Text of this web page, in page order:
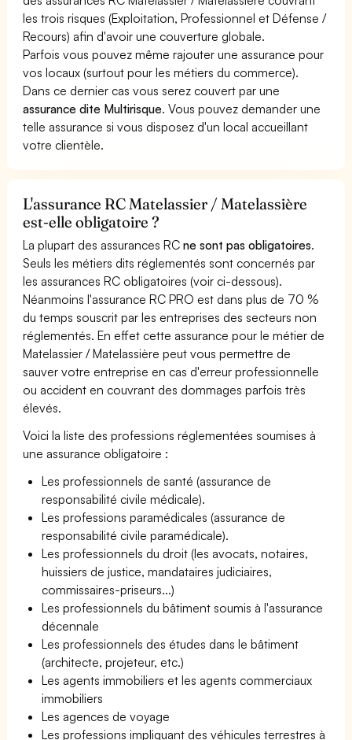
les trois risques (Exploitation, Professionnel et Défense /
Recours) afin d'avoir une couverture globale.
Parfois vous pouvez même rajouter une assurance pour
vos locaux (surtout pour les métiers du commerce).
Dans ce dernier cas vous serez couvert par une
assurance dite Multirisque. Vous pouvez demander une
telle assurance si vous disposez d'un local accueillant
votre clientèle.
L'assurance RC Matelassier / Matelassière
est-elle obligatoire ?
La plupart des assurances RCne sont pas obligatoires.
Seuls les métiers dits réglementés sont concernés par
les assurances RC obligatoires (voir ci-dessous).
Néanmoins l'assurance RC PRO est dans plus de 70 %
du temps souscrit par les entreprises des secteurs non
réglementés. En effet cette assurance pour le métier de
Matelassier / Matelassière peut vous permettre de
sauver votre entreprise en cas d'erreur professionnelle
ou accident en couvrant des dommages parfois très
élevés.
Voici la liste des professions réglementées soumises à
une assurance obligatoire :
Les professionnels de santé (assurance de
responsabilité civile médicale).
Les professions paramédicales (assurance de
responsabilité civile paramédicale).
Les professionnels du droit (les avocats, notaires,
huissiers de justice, mandataires judiciaires,
commissaires-priseurs...)
Les professionnels du bâtiment soumis à l'assurance
décennale
Les professionnels des études dans le bâtiment
(architecte, projeteur, etc.)
Les agents immobiliers et les agents commerciaux
immobiliers
Les agences de voyage
Les professions impliquant des véhicules terrestres à